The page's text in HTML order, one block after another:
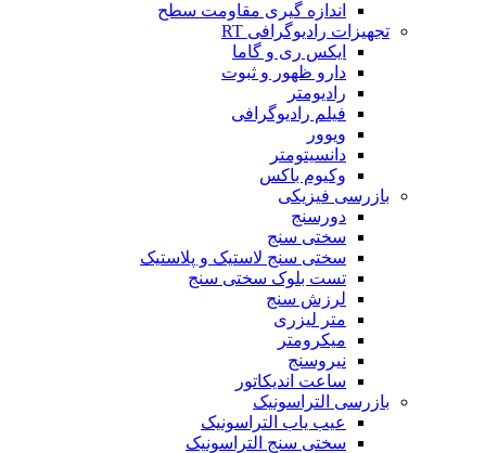
اندازه گیری مقاومت سطح
تجهیزات رادیوگرافی RT
ایکس ری و گاما
دارو ظهور و ثبوت
رادیومتر
فیلم رادیوگرافی
ویوور
دانسیتومتر
وکیوم باکس
بازرسی فیزیکی
دورسنج
سختی سنج
سختی سنج لاستیک و پلاستیک
تست بلوک سختی سنج
لرزش سنج
متر لیزری
میکرومتر
نیروسنج
ساعت اندیکاتور
بازرسی التراسونیک
عیب یاب التراسونیک
سختی سنج التراسونیک